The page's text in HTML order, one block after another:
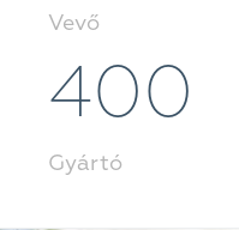
Vevő
400
Gyártó